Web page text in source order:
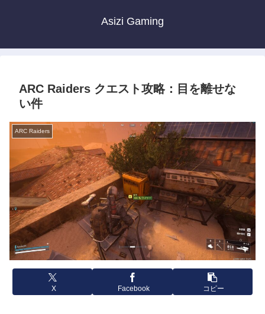
Asizi Gaming
ARC Raiders クエスト攻略：目を離せな
い件
ARC Raiders
X Facebook コピー